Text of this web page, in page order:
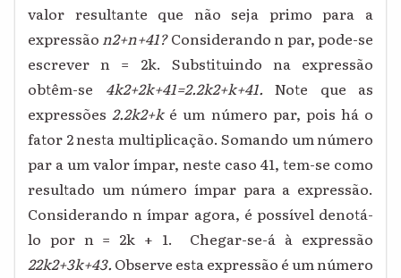
valor resultante que não seja primo para a
expressão n2+n+41?Considerando n par, pode-se
escrever n = 2k. Substituindo na expressão
obtêm-se 4k2+2k+41=2.2k2+k+41. Note que as
expressões 2.2k2+k é um número par, pois há o
fator 2 nesta multiplicação. Somando um número
par a um valor ímpar, neste caso 41, tem-se como
resultado um número ímpar para a expressão.
Considerando n ímpar agora, é possível denotá-
lo por n = 2k + 1. Chegar-se-á à expressão
22k2+3k+43. Observe esta expressão é um número